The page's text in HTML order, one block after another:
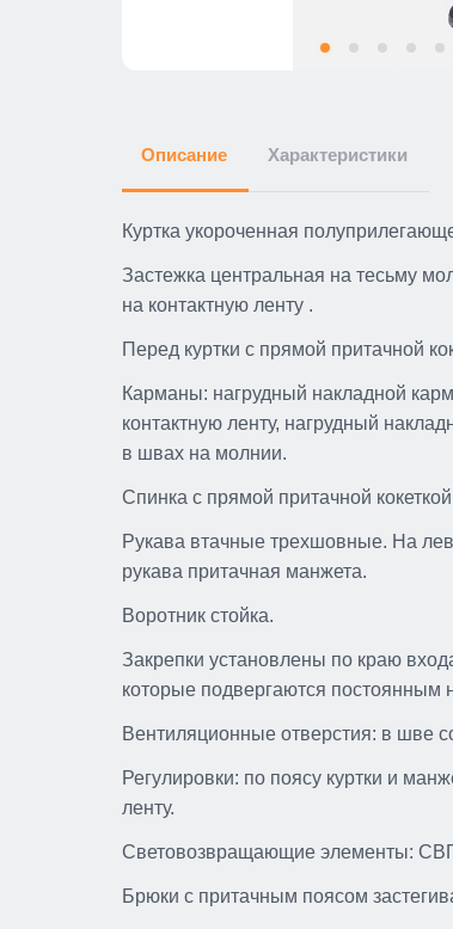
Описание Характеристики
Куртка укороченная
Застежка центральная на тесьму
на контактную ленту .
Перед куртки с прямой притачной
Карманы: нагрудный накладной
контактную ленту, нагрудный
в швах на молнии.
Спинка с прямой притачной
Рукава втачные трехшовные. На
рукава притачная манжета.
Воротник стойка.
Закрепки установлены по краю
которые подвергаются постоянным
Вентиляционные отверстия: в шве
Регулировки: по поясу куртки и
ленту.
Световозвращающие элементы: СВП
Брюки с притачным поясом
брюки
Размеры: 44-46 / 158-